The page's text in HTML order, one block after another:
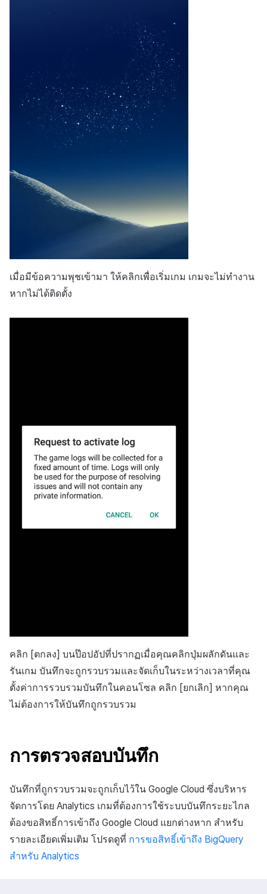
เมื่อมีข้อความพุชเข้ามา ให้คลิกเพื่อเริ่มเกม เกมจะไม่ทำงาน
หากไม่ได้ติดตั้ง
คลิก [ตกลง] บนป๊อปอัปที่ปรากฏเมื่อคุณคลิกปุ่มผลักดันและ
รันเกม บันทึกจะถูกรวบรวมและจัดเก็บในระหว่างเวลาที่คุณ
ตั้งค่าการรวบรวมบันทึกในคอนโซล คลิก [ยกเลิก] หากคุณ
ไม่ต้องการให้บันทึกถูกรวบรวม
การตรวจสอบบันทึก
บันทึกที่ถูกรวบรวมจะถูกเก็บไว้ใน Google Cloud ซึ่งบริหาร
จัดการโดย Analytics เกมที่ต้องการใช้ระบบบันทึกระยะไกล
ต้องขอสิทธิ์การเข้าถึง Google Cloud แยกต่างหาก สำหรับ
รายละเอียดเพิ่มเติม โปรดดูที่ การขอสิทธิ์เข้าถึง BigQuery
สำหรับ Analytics